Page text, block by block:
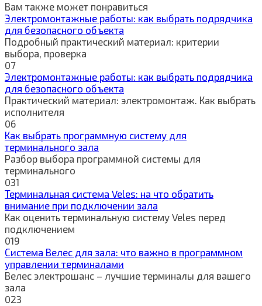
Вам также может понравиться
Электромонтажные работы: как выбрать подрядчика
для безопасного объекта
Подробный практический материал: критерии
выбора, проверка
07
Электромонтажные работы: как выбрать подрядчика
для безопасного объекта
Практический материал: электромонтаж. Как выбрать
исполнителя
06
Как выбрать программную систему для
терминального зала
Разбор выбора программной системы для
терминального
031
Терминальная система Veles: на что обратить
внимание при подключении зала
Как оценить терминальную систему Veles перед
подключением
019
Система Велес для зала: что важно в программном
управлении терминалами
Велес электрошанс – лучшие терминалы для вашего
зала
023